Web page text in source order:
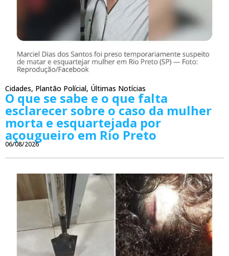
Cidades, Plantão Polícial, Últimas Notícias
O que se sabe e o que falta
esclarecer sobre o caso da mulher
morta e esquartejada por
açougueiro em Rio Preto
06/08/2026